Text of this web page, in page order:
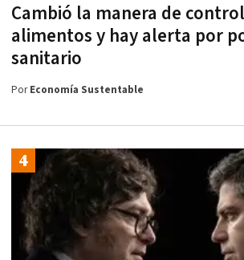
Cambió la manera de
alimentos y hay alerta por
sanitario
PorEconomía Sustentable